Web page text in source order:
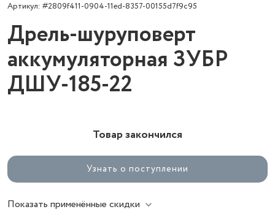
Артикул: #2809f411-0904-11ed-8357-00155d7f9c95
Дрель-шуруповерт
аккумуляторная ЗУБР
ДШУ-185-22
Товар закончился
Узнать о поступлении
Показать применённые скидки